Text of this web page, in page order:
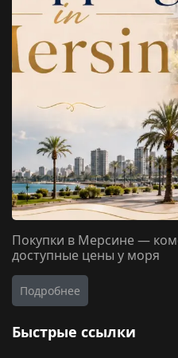
Покупки в Мерсине —
доступные цены у моря
Подробнее
Быстрые ссылки